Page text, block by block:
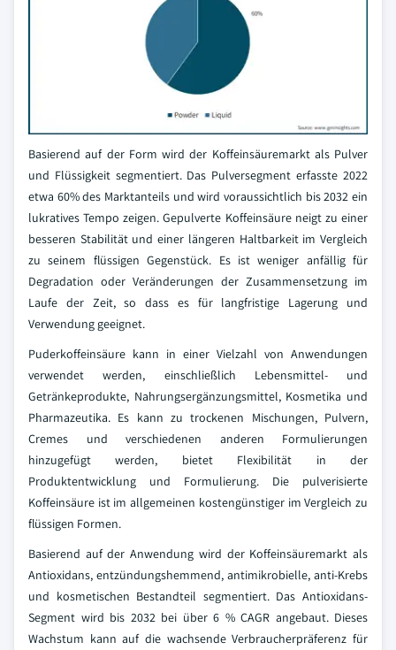
Basierend auf der Form wird der Koffeinsäuremarkt als Pulver
und Flüssigkeit segmentiert. Das Pulversegment erfasste 2022
etwa 60% des Marktanteils und wird voraussichtlich bis 2032 ein
lukratives Tempo zeigen. Gepulverte Koffeinsäure neigt zu einer
besseren Stabilität und einer längeren Haltbarkeit im Vergleich
zu seinem flüssigen Gegenstück. Es ist weniger anfällig für
Degradation oder Veränderungen der Zusammensetzung im
Laufe der Zeit, so dass es für langfristige Lagerung und
Verwendung geeignet.
Puderkoffeinsäure kann in einer Vielzahl von Anwendungen
verwendet werden, einschließlich Lebensmittel- und
Getränkeprodukte, Nahrungsergänzungsmittel, Kosmetika und
Pharmazeutika. Es kann zu trockenen Mischungen, Pulvern,
Cremes und verschiedenen anderen Formulierungen
hinzugefügt werden, bietet Flexibilität in der
Produktentwicklung und Formulierung. Die pulverisierte
Koffeinsäure ist im allgemeinen kostengünstiger im Vergleich zu
flüssigen Formen.
Basierend auf der Anwendung wird der Koffeinsäuremarkt als
Antioxidans, entzündungshemmend, antimikrobielle, anti-Krebs
und kosmetischen Bestandteil segmentiert. Das Antioxidans-
Segment wird bis 2032 bei über 6 % CAGR angebaut. Dieses
Wachstum kann auf die wachsende Verbraucherpräferenz für